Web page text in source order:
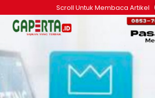
ke
konten
Scroll Untuk Membaca Artikel